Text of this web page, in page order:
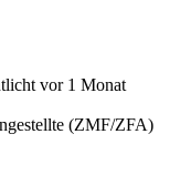
vor 1 Monat
(ZMF/ZFA)